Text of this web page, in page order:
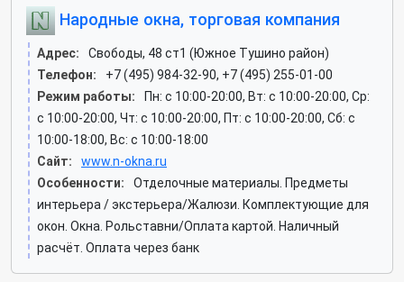
Народные окна, торговая компания
Адрес:
Свободы, 48 ст1 (Южное Тушино район)
Телефон:
+7 (495) 984-32-90, +7 (495) 255-01-00
Режим работы:
Пн: c 10:00-20:00, Вт: c 10:00-20:00, Ср:
c 10:00-20:00, Чт: c 10:00-20:00, Пт: c 10:00-20:00, Сб: c
10:00-18:00, Вс: c 10:00-18:00
Сайт:
www.n-okna.ru
Особенности:
Отделочные материалы. Предметы
интерьера / экстерьера/Жалюзи. Комплектующие для
окон. Окна. Рольставни/Оплата картой. Наличный
расчёт. Оплата через банк